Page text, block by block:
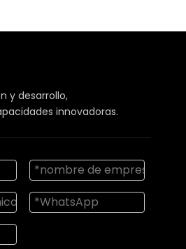
y desarrollo,
innovadoras.